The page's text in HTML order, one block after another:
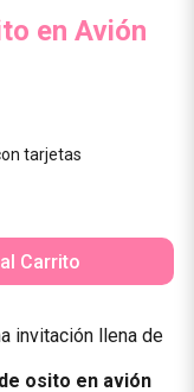
en Avión
tarjetas
Carrito
invitación llena de
osito en avión